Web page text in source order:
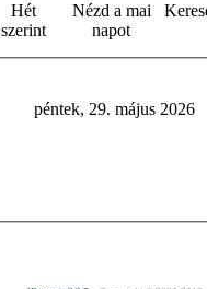
Hét
szerint
Nézd a mai
napot
péntek, 29. május 2026